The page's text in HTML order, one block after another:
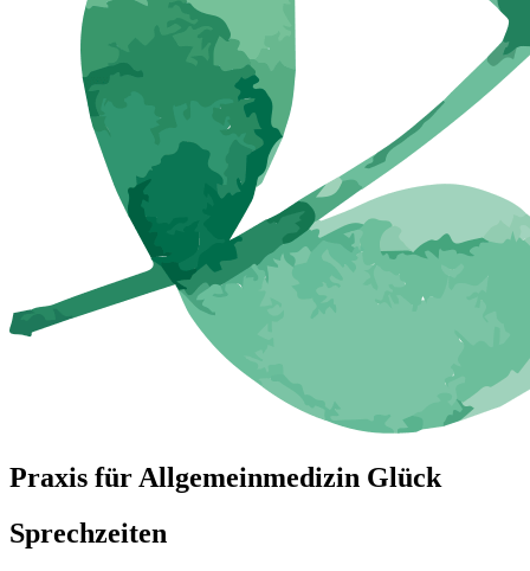
Praxis für Allgemeinmedizin Glück
Sprechzeiten